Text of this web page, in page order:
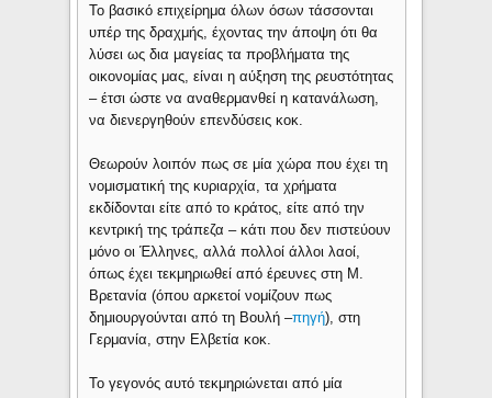
Το βασικό επιχείρημα όλων όσων τάσσονται
υπέρ της δραχμής, έχοντας την άποψη ότι θα
λύσει ως δια μαγείας τα προβλήματα της
οικονομίας μας, είναι η αύξηση της ρευστότητας
– έτσι ώστε να αναθερμανθεί η κατανάλωση,
να διενεργηθούν επενδύσεις κοκ.
Θεωρούν λοιπόν πως σε μία χώρα που έχει τη
νομισματική της κυριαρχία, τα χρήματα
εκδίδονται είτε από το κράτος, είτε από την
κεντρική της τράπεζα – κάτι που δεν πιστεύουν
μόνο οι Έλληνες, αλλά πολλοί άλλοι λαοί,
όπως έχει τεκμηριωθεί από έρευνες στη Μ.
Βρετανία (όπου αρκετοί νομίζουν πως
δημιουργούνται από τη Βουλή –πηγή), στη
Γερμανία, στην Ελβετία κοκ.
Το γεγονός αυτό τεκμηριώνεται από μία